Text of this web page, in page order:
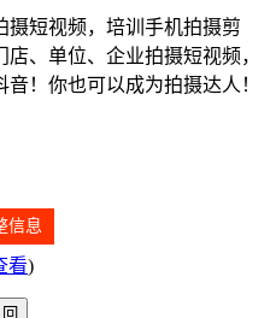
摄短视频，培训手机拍摄剪
、单位、企业拍摄短视频，
！你也可以成为拍摄达人！
信息
看)